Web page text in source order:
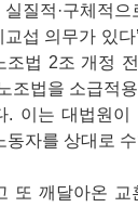
질적·구체적
섭 의무가 있
조법 2조 개정
조법을 소급적
. 이는 대법원이
자를 상대로 수
또 깨달아온 교